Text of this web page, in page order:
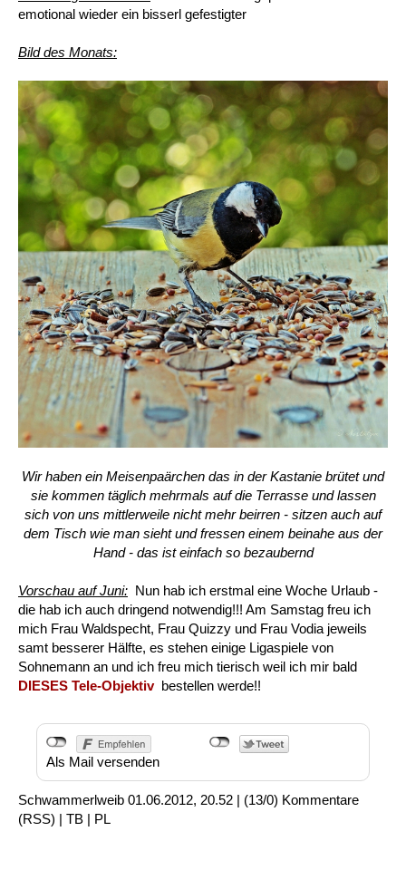
emotional wieder ein bisserl gefestigter
Bild des Monats:
Wir haben ein Meisenpaärchen das in der Kastanie brütet und
sie kommen täglich mehrmals auf die Terrasse und lassen
sich von uns mittlerweile nicht mehr beirren - sitzen auch auf
dem Tisch wie man sieht und fressen einem beinahe aus der
Hand - das ist einfach so bezaubernd
Vorschau auf Juni: Nun hab ich erstmal eine Woche Urlaub -
die hab ich auch dringend notwendig!!! Am Samstag freu ich
mich Frau Waldspecht, Frau Quizzy und Frau Vodia jeweils
samt besserer Hälfte, es stehen einige Ligaspiele von
Sohnemann an und ich freu mich tierisch weil ich mir bald
DIESES Tele-Objektiv bestellen werde!!
Als Mail versenden
Schwammerlweib 01.06.2012, 20.52 | (13/0) Kommentare
(RSS) | TB | PL